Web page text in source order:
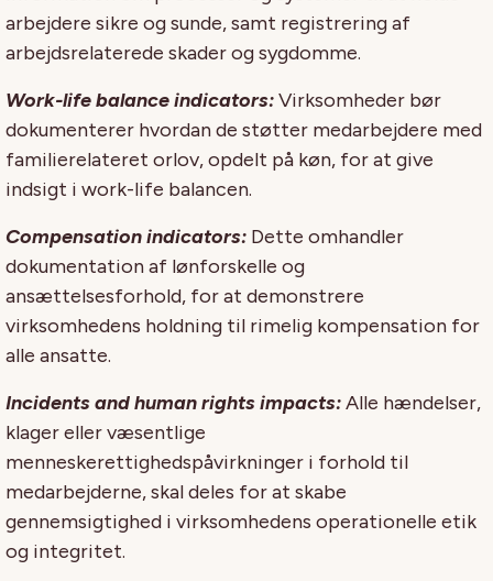
arbejdere sikre og sunde, samt registrering af
arbejdsrelaterede skader og sygdomme.
Work-life balance indicators:Virksomheder bør
dokumenterer hvordan de støtter medarbejdere med
familierelateret orlov, opdelt på køn, for at give
indsigt i work-life balancen.
Compensation indicators: Dette omhandler
dokumentation af lønforskelle og
ansættelsesforhold, for at demonstrere
virksomhedens holdning til rimelig kompensation for
alle ansatte.
Incidents and human rights impacts:Alle hændelser,
klager eller væsentlige
menneskerettighedspåvirkninger i forhold til
medarbejderne, skal deles for at skabe
gennemsigtighed i virksomhedens operationelle etik
og integritet.